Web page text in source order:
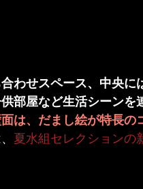
わせスペース、中央
部屋など生活シーン
は、だまし絵が特長の
夏水組セレクションの